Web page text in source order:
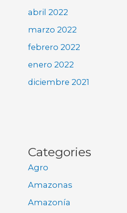
abril 2022
marzo 2022
febrero 2022
enero 2022
diciembre 2021
Categories
Agro
Amazonas
Amazonía